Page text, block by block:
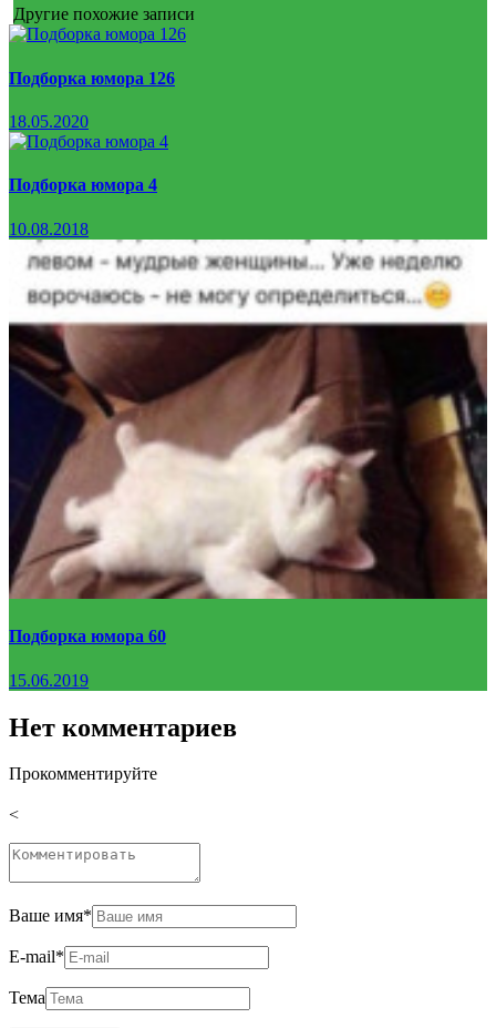
Другие похожие записи
Подборка юмора 126
18.05.2020
Подборка юмора 4
10.08.2018
Подборка юмора 60
15.06.2019
Нет комментариев
Прокомментируйте
<
Ваше имя*
E-mail*
Тема